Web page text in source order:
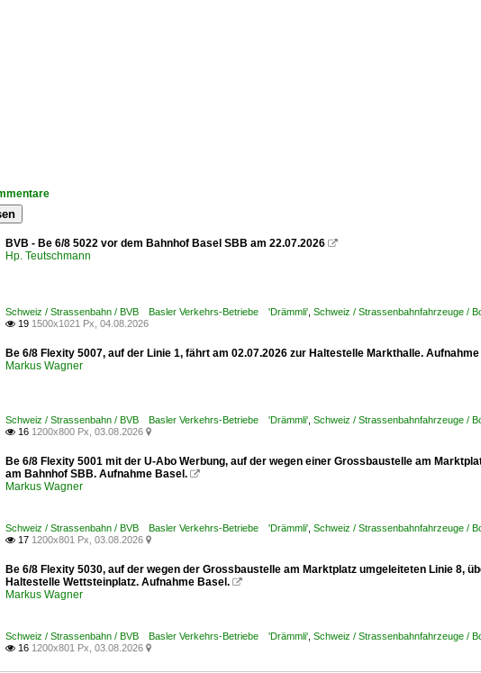
BVB - Be 6/8 5022 vor dem Bahnhof Basel SBB am 22.07.2026 
Hp. Teutschmann
Schweiz / Strassenbahn / BVB Basler Verkehrs-Betriebe 'Drämmli' Schweiz / Strassenbahnfahrzeuge /
 19 1500x1021 Px, 04.08.2026
Be 6/8 Flexity 5007, auf der Linie 1, fährt am 02.07.2026 zur Haltestelle Markthalle.
Markus Wagner
Schweiz / Strassenbahn / BVB Basler Verkehrs-Betriebe 'Drämmli' Schweiz / Strassenbahnfahrzeuge /
 16 1200x800 Px, 03.08.2026 
Be 6/8 Flexity 5001 mit der U-Abo Werbung, auf der wegen einer Grossbaustelle am
am Bahnhof SBB. Aufnahme Basel. 
Markus Wagner
Schweiz / Strassenbahn / BVB Basler Verkehrs-Betriebe 'Drämmli' Schweiz / Strassenbahnfahrzeuge /
 17 1200x801 Px, 03.08.2026 
Be 6/8 Flexity 5030, auf der wegen der Grossbaustelle am Marktplatz umgeleiteten Linie 8,
Haltestelle Wettsteinplatz. Aufnahme Basel. 
Markus Wagner
Schweiz / Strassenbahn / BVB Basler Verkehrs-Betriebe 'Drämmli' Schweiz / Strassenbahnfahrzeuge /
 16 1200x801 Px, 03.08.2026 